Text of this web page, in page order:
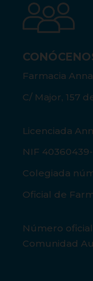
Farmacia
C/ Major, 157
Licenciada
NIF
Colegiada
Oficial de
Número
Comunidad